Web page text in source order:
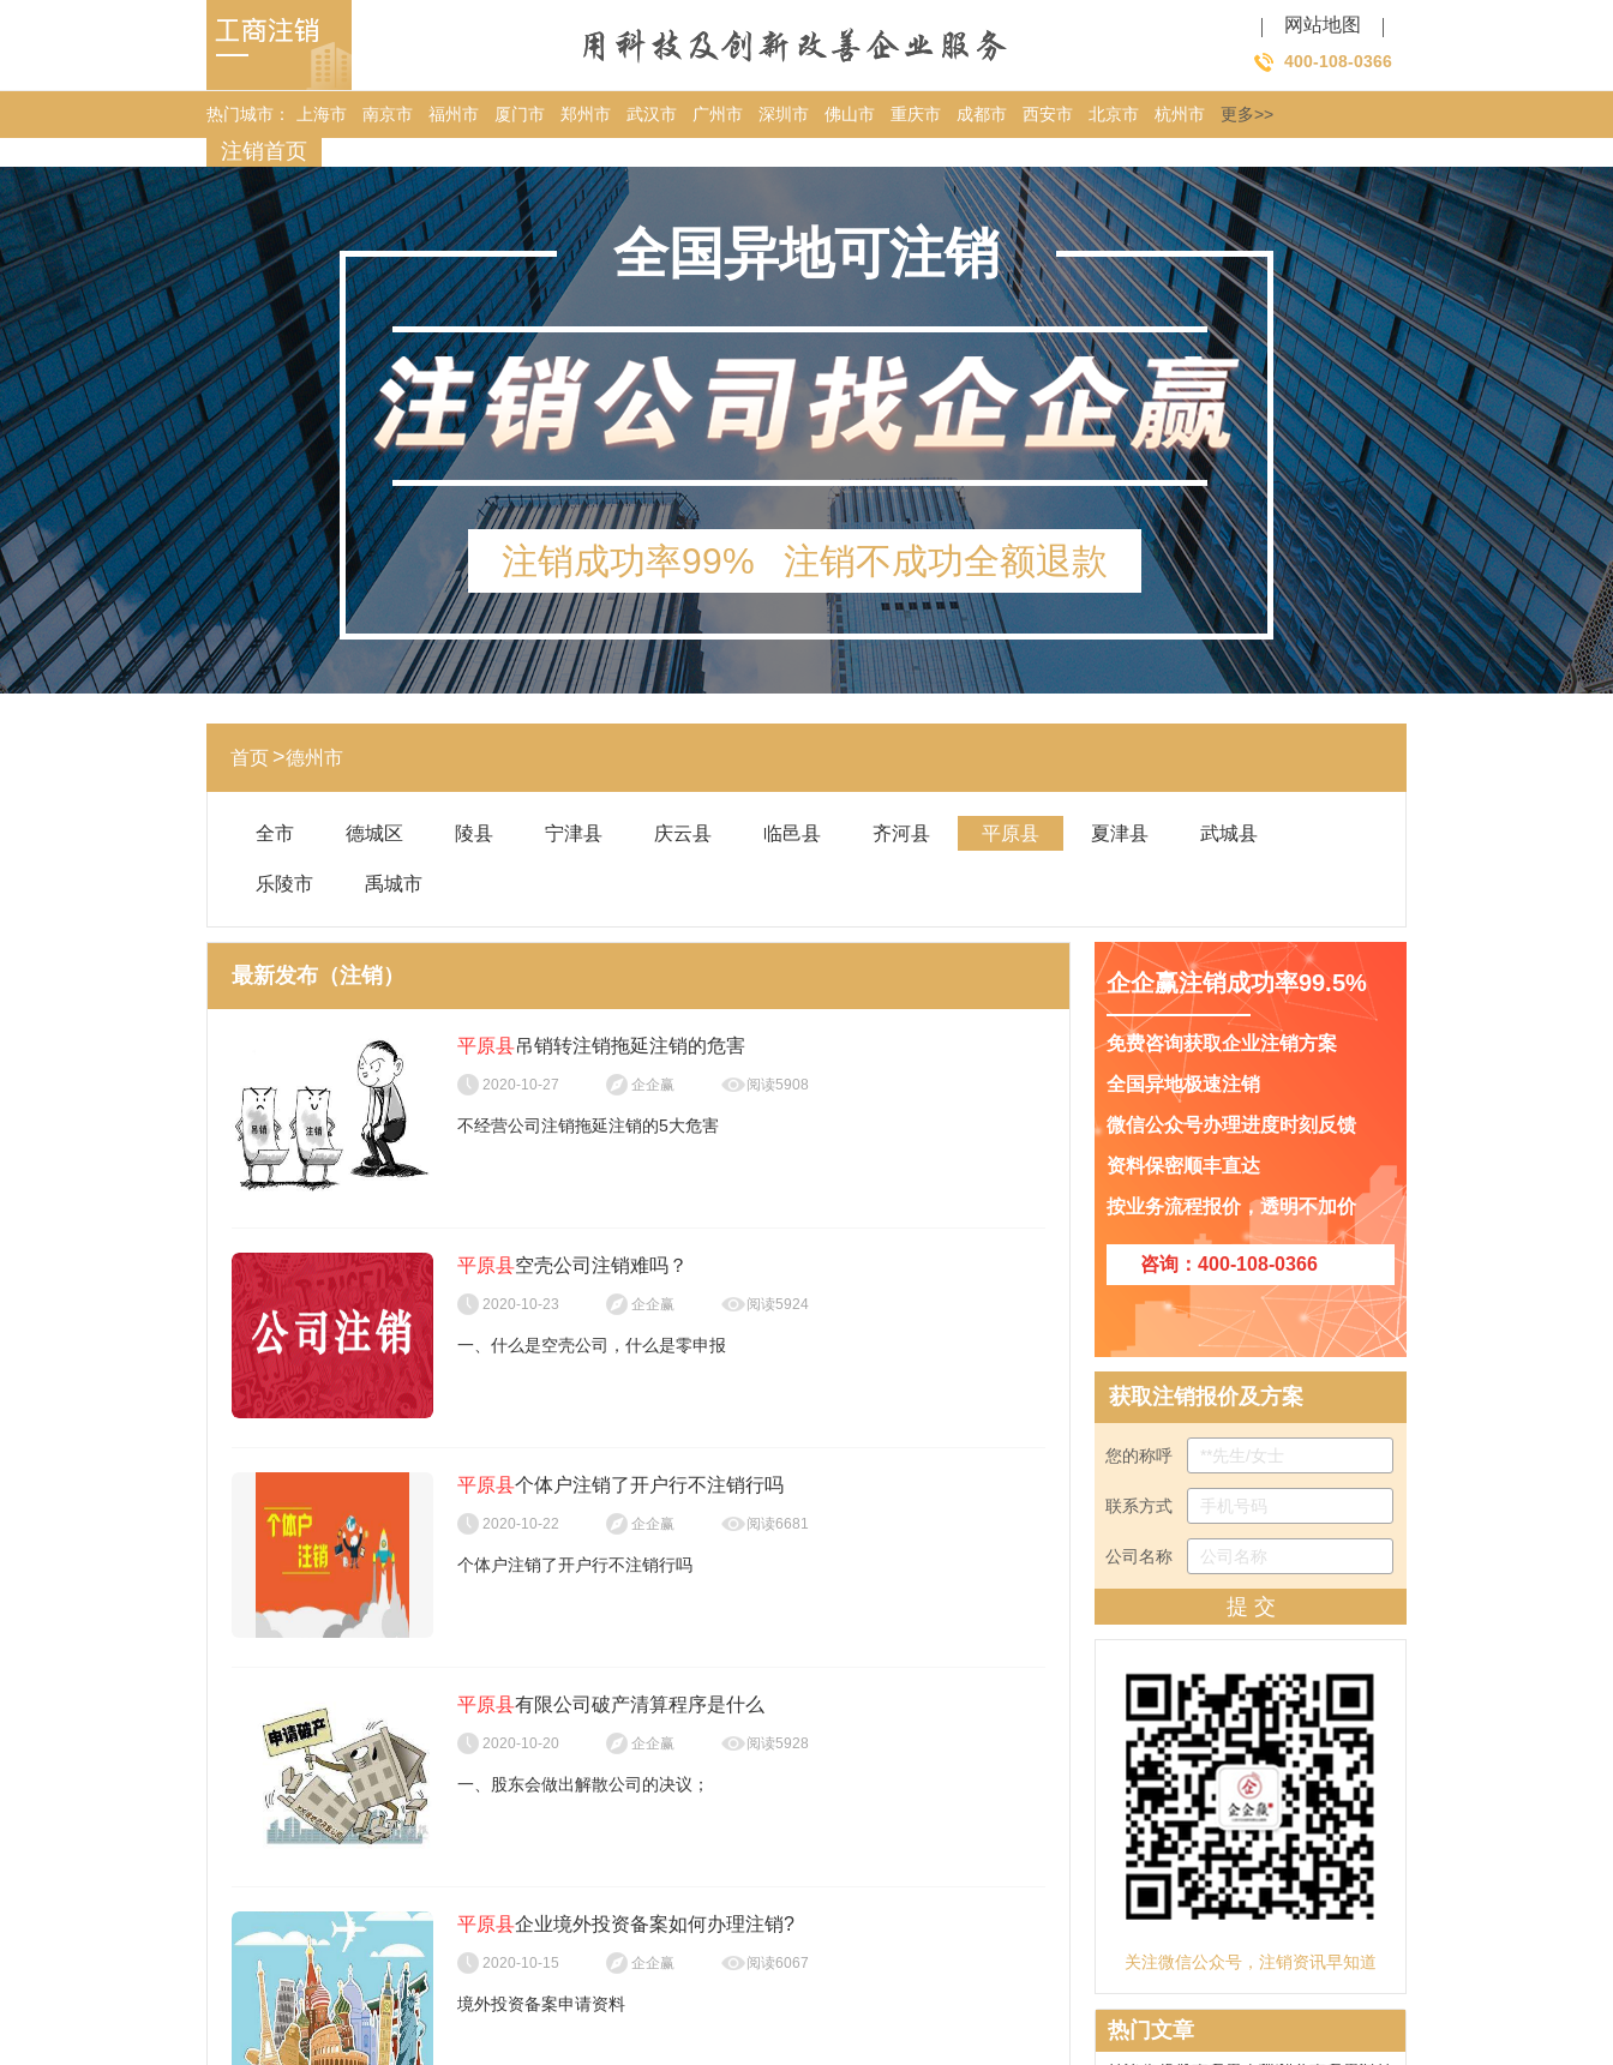
网站地图
400-108-0366
热门城市： 上海市 南京市 福州市 厦门市 郑州市 武汉市 广州市 深圳市 佛山市 重庆市 成都市 西安市 北京市 杭州市 更多>>
注销首页
全国异地可注销
注销成功率99% 注销不成功全额退款
首页 德州市
全市 德城区 陵县 宁津县 庆云县 临邑县 齐河县 平原县 夏津县 武城县
乐陵市 禹城市
最新发布（注销）
平原县吊销转注销拖延注销的危害
2020-10-27 企企赢 阅读5908
不经营公司注销拖延注销的5大危害
年内不允许成立新公司。
人征信产生不良记录。
危害4：税务局实行罚款累计制度，面临罚款风险税务部门罚款与罚款时间挂
钩，时间越长罚款越多。
平原县空壳公司注销难吗？
2020-10-23 企企赢 阅读5924
一、什么是空壳公司，什么是零申报
不会发生经营及债权债务。
零申报是指企业纳税申报 所属期内没有发生应税收入，在纳税申报时应税收入
二、空壳公司没经营注销难吗、零申报的公司好注销吗
空壳公司和零申报公司相比其他正常运营的公司还是比较好注销的。
直接办理简易注销，在网上办理即可。
平原县个体户注销了开户行不注销行吗
2020-10-22 企企赢 阅读6681
个体户注销了开户行不注销行吗
个体工商户不再经营的，应当到工商登记机关办理注销登记。
家庭经营的个体工商户在家庭成员间变更经营者的，依照前款规定办理变更手
续。
《个体工商户条例》第十二条 个体工商户不再从事经营活动的，应当到登记机
关办理注销登记。
平原县有限公司破产清算程序是什么
2020-10-20 企企赢 阅读5928
一、股东会做出解散公司的决议；
有限责任公司的清算组由股东组成；
平原县企业境外投资备案如何办理注销?
2020-10-15 企企赢 阅读6067
境外投资备案申请资料
企企赢注销成功率99.5%
免费咨询获取企业注销方案
全国异地极速注销
微信公众号办理进度时刻反馈
资料保密顺丰直达
按业务流程报价，透明不加价
咨询：400-108-0366
获取注销报价及方案
您的称呼
联系方式
公司名称
提 交
关注微信公众号，注销资讯早知道
热门文章
公司怎么被列入工商黑名单？
什么是企业黑名单？被列入黑名单有什
公司怎么被列入工商黑名单？
什么是企业黑名单？被列入黑名单有什
么严重后果？
告诉你破产清算审计的内容？
个体户注销了开户行不注销行吗
告诉你外贸公司的注销程序？
分公司注销后账务如何并入总公司
如果企业长期不经营，如果公司不考虑
教你分公司怎么注销？
子公司不想经营如何注销？
带你了解工商注销流程及简易注销资料
空壳公司注销难吗？
吊销转注销拖延注销的危害
全资子公司被母公司吸收合并，现申请
注销工商登记，还需要公告吗？
被列入“税务非正常户”无法办理公司注
销该怎么办？
公司营业执照被吊销和注销营业执照的
区别
公司不注销危害